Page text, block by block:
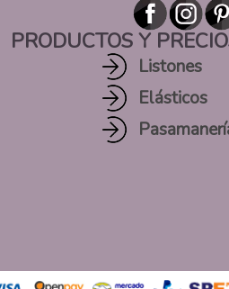
PRODUCTOS Y
Listones
Elásticos